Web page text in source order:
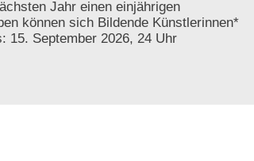
Jahr einen einjährigen
können sich Bildende Künstlerinnen*
15. September 2026, 24 Uhr